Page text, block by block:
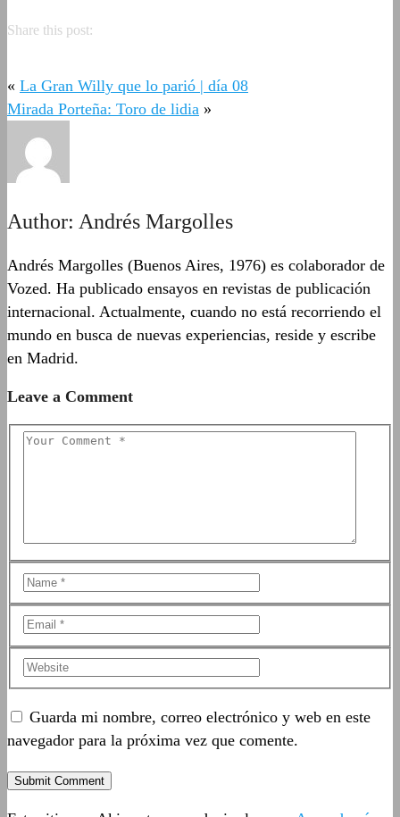
Share this post:
« La Gran Willy que lo parió | día 08
Mirada Porteña: Toro de lidia »
Author: Andrés Margolles
Andrés Margolles (Buenos Aires, 1976) es colaborador de
Vozed. Ha publicado ensayos en revistas de publicación
internacional. Actualmente, cuando no está recorriendo el
mundo en busca de nuevas experiencias, reside y escribe
en Madrid.
Leave a Comment
Guarda mi nombre, correo electrónico y web en este
navegador para la próxima vez que comente.